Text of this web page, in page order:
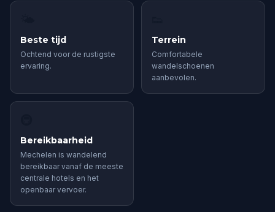
Beste tijd
Ochtend voor de rustigste
ervaring.
Terrein
Comfortabele
wandelschoenen
aanbevolen.
Bereikbaarheid
Mechelen is wandelend
bereikbaar vanaf de meeste
centrale hotels en het
openbaar vervoer.